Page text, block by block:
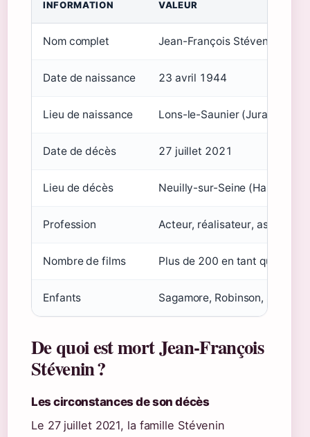
INFORMATION VALEUR
Nom complet Jean-François Stévenin
Date de naissance 23 avril 1944
Lieu de naissance Lons-le-Saunier (Jura,
Date de décès 27 juillet 2021
Lieu de décès Neuilly-sur-Seine (Hauts-de-
Profession Acteur, réalisateur, assistant
Nombre de films Plus de 200 en tant qu’acteur
Enfants Sagamore, Robinson,
De quoi est mort Jean‑François
Stévenin ?
Les circonstances de son décès
Le 27 juillet 2021, la famille Stévenin